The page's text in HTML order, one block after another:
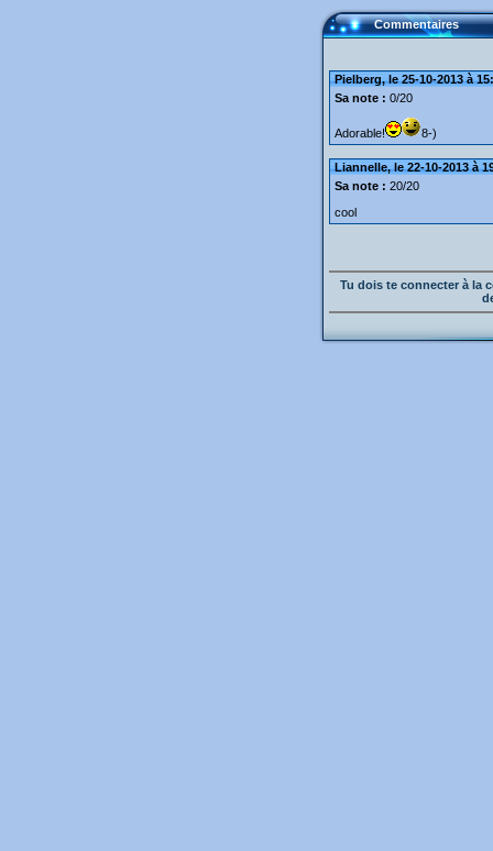
Commentaires
Pielberg, le 25-10-2013 à
Sa note : 0/20
Adorable! 8-)
Liannelle, le 22-10-2013 à
Sa note : 20/20
cool
Tu dois te connecter à la